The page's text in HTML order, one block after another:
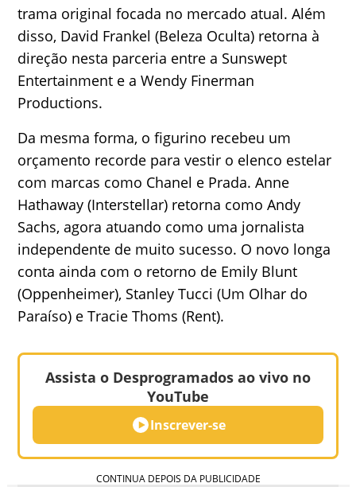
trama original focada no mercado atual. Além
disso, David Frankel (Beleza Oculta) retorna à
direção nesta parceria entre a Sunswept
Entertainment e a Wendy Finerman
Productions.
Da mesma forma, o figurino recebeu um
orçamento recorde para vestir o elenco estelar
com marcas como Chanel e Prada. Anne
Hathaway (Interstellar) retorna como Andy
Sachs, agora atuando como uma jornalista
independente de muito sucesso. O novo longa
conta ainda com o retorno de Emily Blunt
(Oppenheimer), Stanley Tucci (Um Olhar do
Paraíso) e Tracie Thoms (Rent).
Assista o Desprogramados ao vivo no
YouTube
Inscrever-se